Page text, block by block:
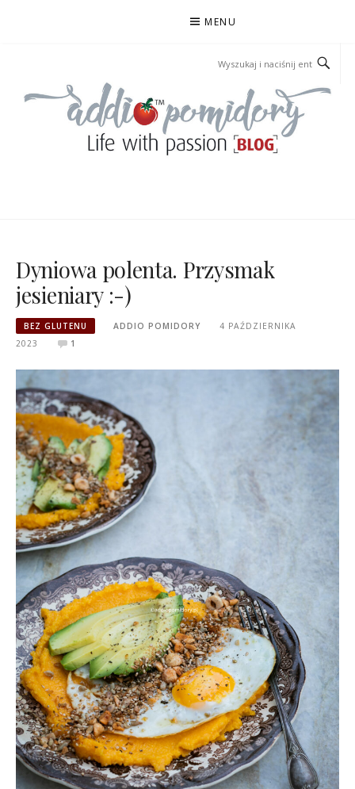
MENU
Dyniowa polenta. Przysmak
jesieniary :-)
BEZ GLUTENU ADDIO POMIDORY
4 PAŹDZIERNIKA
2023
1